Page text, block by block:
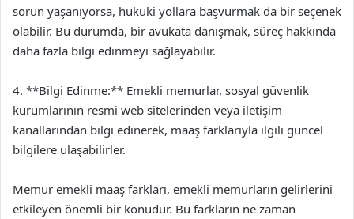
sorun yaşanıyorsa, hukuki yollara başvurmak da bir seçenek
olabilir. Bu durumda, bir avukata danışmak, süreç hakkında
daha fazla bilgi edinmeyi sağlayabilir.
4. **Bilgi Edinme:** Emekli memurlar, sosyal güvenlik
kurumlarının resmi web sitelerinden veya iletişim
kanallarından bilgi edinerek, maaş farklarıyla ilgili güncel
bilgilere ulaşabilirler.
Memur emekli maaş farkları, emekli memurların gelirlerini
etkileyen önemli bir konudur. Bu farkların ne zaman